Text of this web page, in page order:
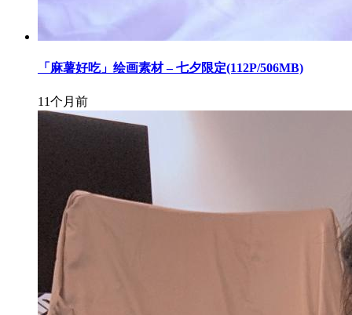
「麻薯好吃」绘画素材 – 七夕限定(112P/506MB)
11个月前